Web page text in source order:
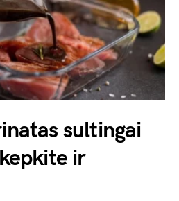
sultingai
ir